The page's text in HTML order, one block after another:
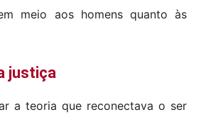
meio aos homens quanto às
justiça
a teoria que reconectava o ser